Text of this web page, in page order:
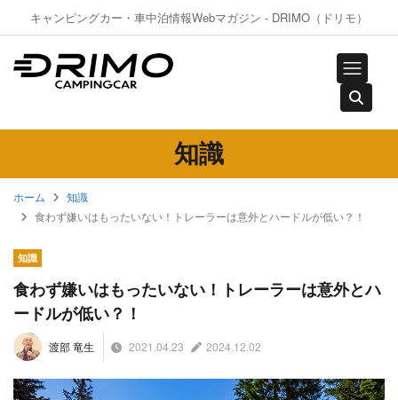
キャンピングカー・車中泊情報Webマガジン - DRIMO（ドリモ）
知識
ホーム
知識
食わず嫌いはもったいない！トレーラーは意外とハードルが低い？！
知識
食わず嫌いはもったいない！トレーラーは意外とハ
ードルが低い？！
渡部 竜生 2021.04.23 2024.12.02